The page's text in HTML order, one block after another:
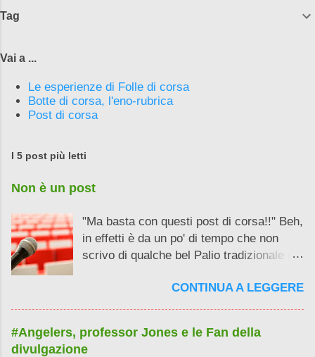
Tag
Vai a ...
Le esperienze di Folle di corsa
Botte di corsa, l'eno-rubrica
Post di corsa
I 5 post più letti
Non è un post
"Ma basta con questi post di corsa!!" Beh,
in effetti è da un po' di tempo che non
scrivo di qualche bel Palio tradizionale e
nemmeno definire un post, solo un...
"Scuse, solo scuse! Adesso ci dirai che
bla ..."
CONTINUA A LEGGERE
#Angelers, professor Jones e le Fan della
divulgazione